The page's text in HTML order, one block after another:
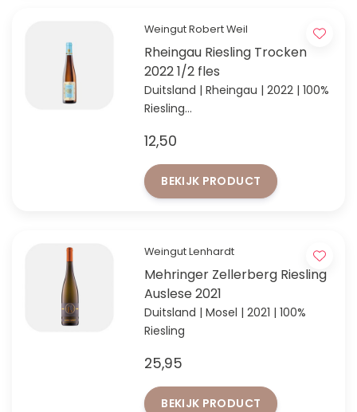
Weingut Robert Weil
Rheingau Riesling Trocken
2022 1/2 fles
Duitsland | Rheingau | 2022 | 100%
Riesling
Rheingau-signatuur
12,50
BEKIJK PRODUCT
Weingut Lenhardt
Mehringer Zellerberg Riesling
Auslese 2021
Duitsland | Mosel | 2021 | 100%
Riesling
25,95
BEKIJK PRODUCT